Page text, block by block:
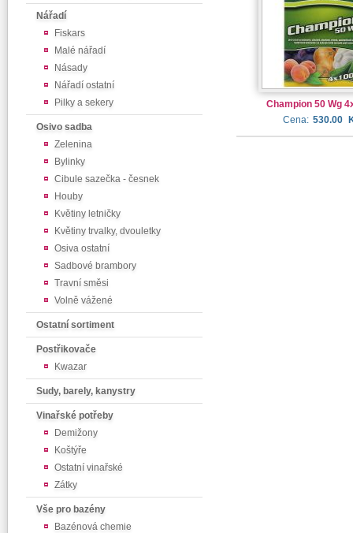
Nářadí
Fiskars
Malé nářadí
Násady
Nářadí ostatní
Pilky a sekery
Osivo sadba
Zelenina
Bylinky
Cibule sazečka - česnek
Houby
Květiny letničky
Květiny trvalky, dvouletky
Osiva ostatní
Sadbové brambory
Travní směsi
Volně vážené
Ostatní sortiment
Postřikovače
Kwazar
Sudy, barely, kanystry
Vinařské potřeby
Demižony
Koštýře
Ostatní vinařské
Zátky
Vše pro bazény
Bazénová chemie
Champion 50 Wg
Cena: 530.00